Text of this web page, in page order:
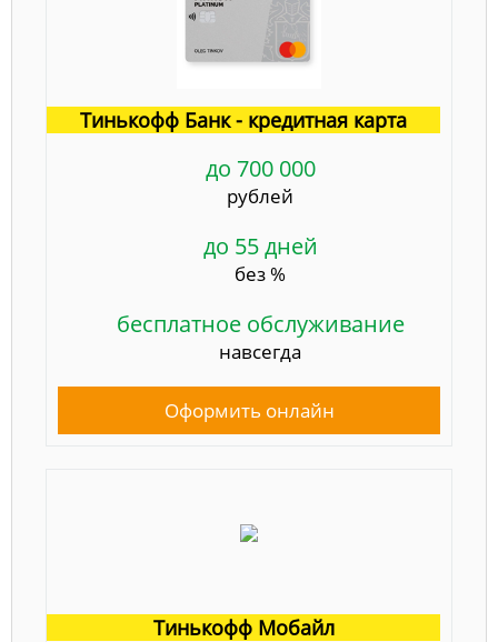
Тинькофф Банк - кредитная карта
до 700 000
рублей
до 55 дней
без %
бесплатное обслуживание
навсегда
Оформить онлайн
Тинькофф Мобайл